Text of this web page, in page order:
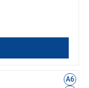
А6